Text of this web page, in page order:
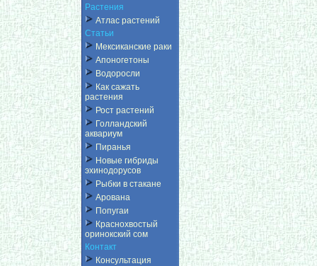
Растения
Атлас растений
Статьи
Мексиканские раки
Апоногетоны
Водоросли
Как сажать
растения
Рост растений
Голландский
аквариум
Пиранья
Новые гибриды
эхинодорусов
Рыбки в стакане
Арована
Попугаи
Краснохвостый
оринокский сом
Контакт
Консультация